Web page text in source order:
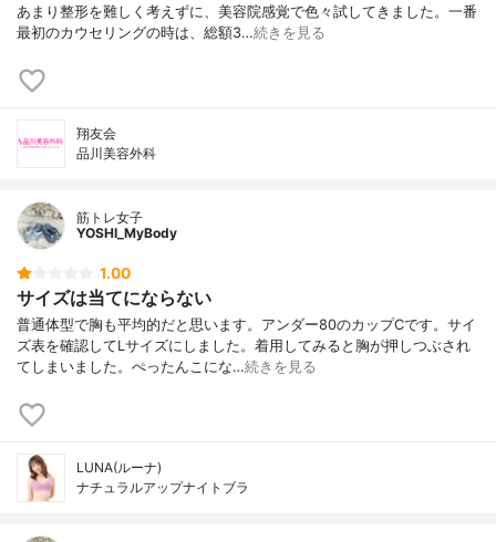
あまり整形を難しく考えずに、美容院感覚で色々試してきました。一番
最初のカウセリングの時は、総額3…続きを見る
翔友会
品川美容外科
筋トレ女子
YOSHI_MyBody
1.00
サイズは当てにならない
普通体型で胸も平均的だと思います。アンダー80のカップCです。サイ
ズ表を確認してLサイズにしました。着用してみると胸が押しつぶされ
てしまいました。ぺったんこにな…続きを見る
LUNA(ルーナ)
ナチュラルアップナイトブラ